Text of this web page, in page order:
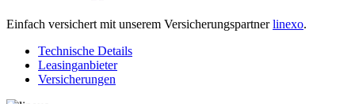
Einfach versichert mit unserem Versicherungspartnerlinexo.
Technische Details
Leasinganbieter
Versicherungen